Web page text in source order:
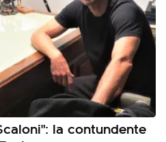
la contundente